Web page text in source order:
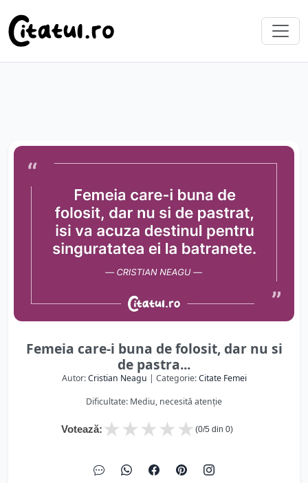
Femeia care-i buna de folosit, dar nu si
de pastra...
Autor:Cristian Neagu | Categorie:Citate Femei
Dificultate: Mediu, necesită atenție
Votează: ★
★
★
★
★ (0/5 din 0)